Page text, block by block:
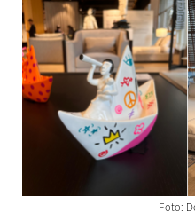
Foto: